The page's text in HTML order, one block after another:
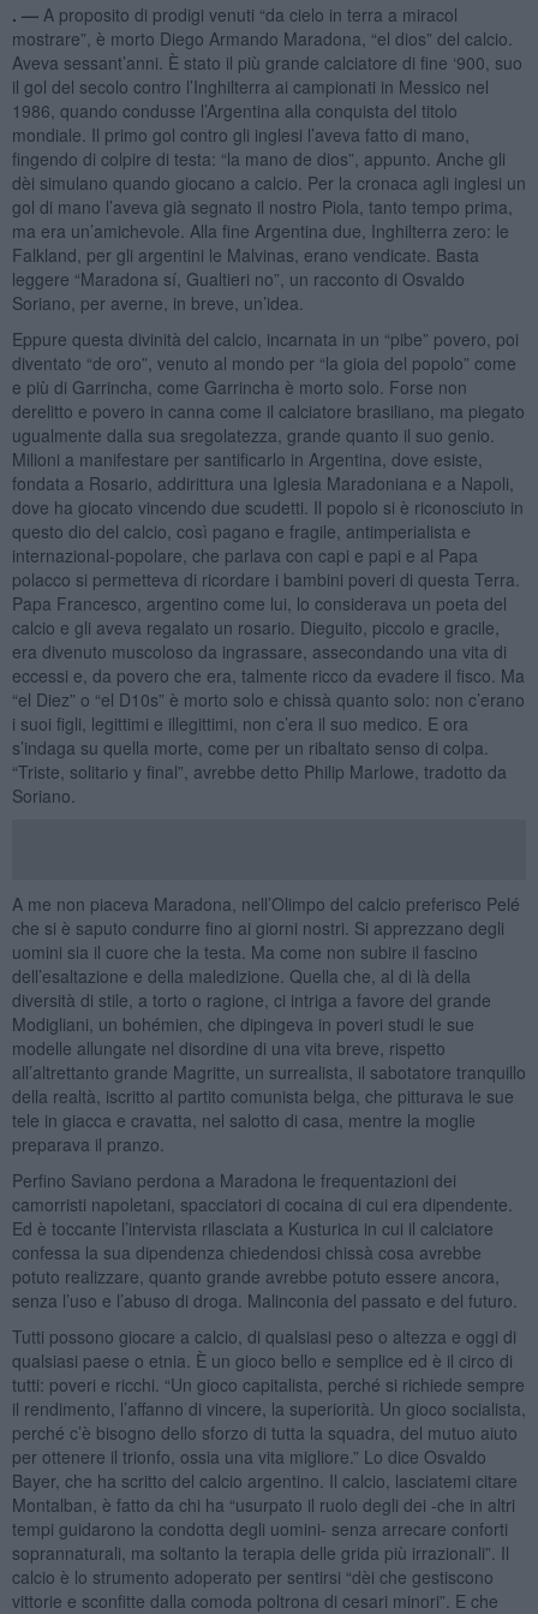
. — A proposito di prodigi venuti “da cielo in terra a miracol
mostrare”, è morto Diego Armando Maradona, “el dios” del calcio.
Aveva sessant’anni. È stato il più grande calciatore di fine ‘900, suo
il gol del secolo contro l’Inghilterra ai campionati in Messico nel
1986, quando condusse l’Argentina alla conquista del titolo
mondiale. Il primo gol contro gli inglesi l’aveva fatto di mano,
fingendo di colpire di testa: “la mano de dios”, appunto. Anche gli
dèi simulano quando giocano a calcio. Per la cronaca agli inglesi un
gol di mano l’aveva già segnato il nostro Piola, tanto tempo prima,
ma era un’amichevole. Alla fine Argentina due, Inghilterra zero: le
Falkland, per gli argentini le Malvinas, erano vendicate. Basta
leggere “Maradona sí, Gualtieri no”, un racconto di Osvaldo
Soriano, per averne, in breve, un’idea.
Eppure questa divinità del calcio, incarnata in un “pibe” povero, poi
diventato “de oro”, venuto al mondo per “la gioia del popolo” come
e più di Garrincha, come Garrincha è morto solo. Forse non
derelitto e povero in canna come il calciatore brasiliano, ma piegato
ugualmente dalla sua sregolatezza, grande quanto il suo genio.
Milioni a manifestare per santificarlo in Argentina, dove esiste,
fondata a Rosario, addirittura una Iglesia Maradoniana e a Napoli,
dove ha giocato vincendo due scudetti. Il popolo si è riconosciuto in
questo dio del calcio, così pagano e fragile, antimperialista e
internazional-popolare, che parlava con capi e papi e al Papa
polacco si permetteva di ricordare i bambini poveri di questa Terra.
Papa Francesco, argentino come lui, lo considerava un poeta del
calcio e gli aveva regalato un rosario. Dieguito, piccolo e gracile,
era divenuto muscoloso da ingrassare, assecondando una vita di
eccessi e, da povero che era, talmente ricco da evadere il fisco. Ma
“el Diez” o “el D10s” è morto solo e chissà quanto solo: non c’erano
i suoi figli, legittimi e illegittimi, non c’era il suo medico. E ora
s’indaga su quella morte, come per un ribaltato senso di colpa.
“Triste, solitario y final”, avrebbe detto Philip Marlowe, tradotto da
Soriano.
A me non piaceva Maradona, nell’Olimpo del calcio preferisco Pelé
che si è saputo condurre fino ai giorni nostri. Si apprezzano degli
uomini sia il cuore che la testa. Ma come non subire il fascino
dell’esaltazione e della maledizione. Quella che, al di là della
diversità di stile, a torto o ragione, ci intriga a favore del grande
Modigliani, un bohémien, che dipingeva in poveri studi le sue
modelle allungate nel disordine di una vita breve, rispetto
all’altrettanto grande Magritte, un surrealista, il sabotatore tranquillo
della realtà, iscritto al partito comunista belga, che pitturava le sue
tele in giacca e cravatta, nel salotto di casa, mentre la moglie
preparava il pranzo.
Perfino Saviano perdona a Maradona le frequentazioni dei
camorristi napoletani, spacciatori di cocaina di cui era dipendente.
Ed è toccante l’intervista rilasciata a Kusturica in cui il calciatore
confessa la sua dipendenza chiedendosi chissà cosa avrebbe
potuto realizzare, quanto grande avrebbe potuto essere ancora,
senza l’uso e l’abuso di droga. Malinconia del passato e del futuro.
Tutti possono giocare a calcio, di qualsiasi peso o altezza e oggi di
qualsiasi paese o etnia. È un gioco bello e semplice ed è il circo di
tutti: poveri e ricchi. “Un gioco capitalista, perché si richiede sempre
il rendimento, l’affanno di vincere, la superiorità. Un gioco socialista,
perché c’è bisogno dello sforzo di tutta la squadra, del mutuo aiuto
per ottenere il trionfo, ossia una vita migliore.” Lo dice Osvaldo
Bayer, che ha scritto del calcio argentino. Il calcio, lasciatemi citare
Montalban, è fatto da chi ha “usurpato il ruolo degli dei -che in altri
tempi guidarono la condotta degli uomini- senza arrecare conforti
soprannaturali, ma soltanto la terapia delle grida più irrazionali”. Il
calcio è lo strumento adoperato per sentirsi “dèi che gestiscono
vittorie e sconfitte dalla comoda poltrona di cesari minori”. E che